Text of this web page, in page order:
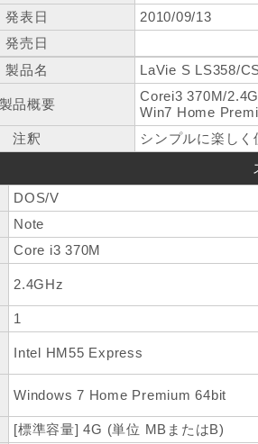
発表日
2010/09/13
発売日
製品名
LaVie S LS358/
製品概要
Corei3 370M/
Win7 Home
注釈
シンプルに楽しく
DOS/V
Note
Core i3 370M
2.4GHz
1
Intel HM55 Express
Windows 7 Home Premium 64bit
[標準容量] 4G (単位 MBまたはB)